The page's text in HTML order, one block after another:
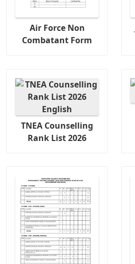
Air Force Non
Combatant Form
TNEA Counselling
Rank List 2026